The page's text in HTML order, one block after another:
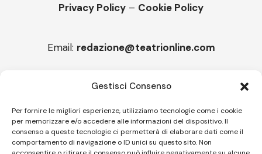
Gestisci Consenso
Per fornire le migliori esperienze, utilizziamo tecnologie come i cookie
per memorizzare e/o accedere alle informazioni del dispositivo. Il
consenso a queste tecnologie ci permetterà di elaborare dati come il
comportamento di navigazione o ID unici su questo sito. Non
Privacy Policy – Cookie Policy
Email: redazione@teatrionline.com
“Armonie d’arte” attende Joey Calderazzo